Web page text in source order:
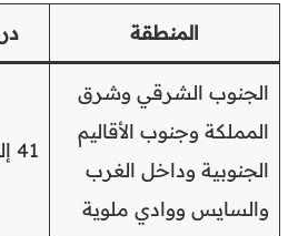
المنطقة
الجنوب الشرقي وشرق
المملكة وجنوب الأقاليم
الجنوبية وداخل الغرب
والسايس ووادي ملوية
41 إلى 46 درجة